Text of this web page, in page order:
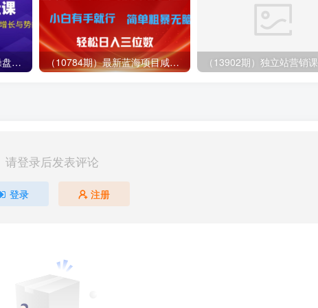
（12881期）视频号直播操盘课，从认知战略到实操案例 全方位实现利润增长与势能提升 （10784期）最新蓝海项目咸鱼零成本卖爱奇艺会员小白有手就行 无脑操作轻松日入三位数
请登录后发表评论
登录 注册